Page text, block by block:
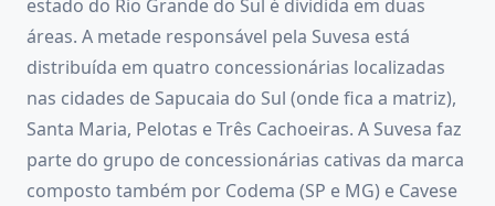
estado do Rio Grande do Sul é dividida em duas
áreas. A metade responsável pela Suvesa está
distribuída em quatro concessionárias localizadas
nas cidades de Sapucaia do Sul (onde fica a matriz),
Santa Maria, Pelotas e Três Cachoeiras. A Suvesa faz
parte do grupo de concessionárias cativas da marca
composto também por Codema (SP e MG) e Cavese